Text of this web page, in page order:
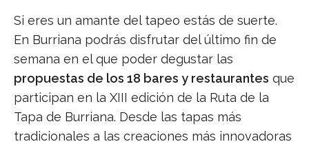
Si eres un amante del tapeo estás de suerte.
En Burriana podrás disfrutar del último fin de
semana en el que poder degustar las
propuestas de los 18 bares y restaurantes que
participan en la XIII edición de la Ruta de la
Tapa de Burriana. Desde las tapas más
tradicionales a las creaciones más innovadoras